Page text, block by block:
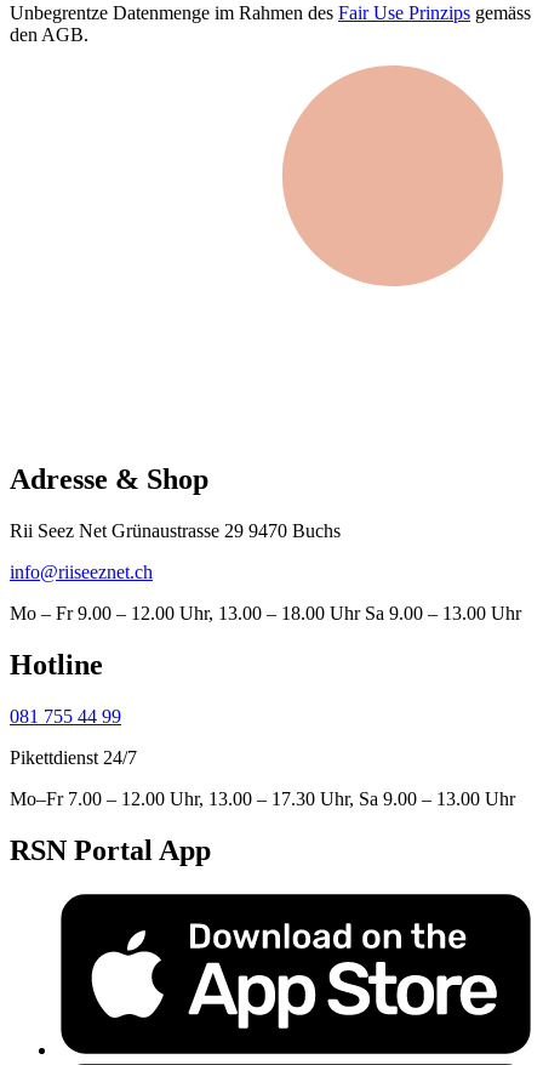
Unbegrentze Datenmenge im Rahmen des Fair Use Prinzips gemäss
den AGB.
Adresse & Shop
Rii Seez Net Grünaustrasse 29 9470 Buchs
info@riiseeznet.ch
Mo – Fr 9.00 – 12.00 Uhr, 13.00 – 18.00 Uhr Sa 9.00 – 13.00 Uhr
Hotline
081 755 44 99
Pikettdienst 24/7
Mo–Fr 7.00 – 12.00 Uhr, 13.00 – 17.30 Uhr, Sa 9.00 – 13.00 Uhr
RSN Portal App